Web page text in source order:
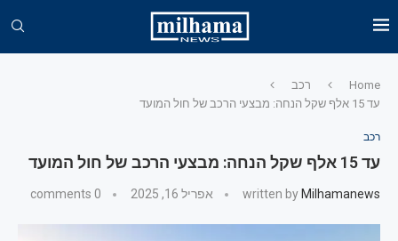
Home
רכב
עד 15 אלף שקל הנחה: מבצעי הרכב של חול המועד
רכב
עד 15 אלף שקל הנחה: מבצעי הרכב של חול המועד
written by Milhamanews אפריל 16, 2025 0 comments